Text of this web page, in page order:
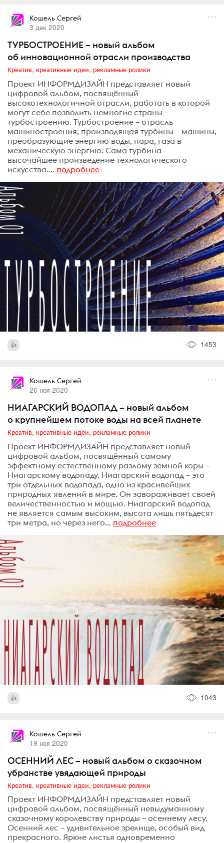
Кошель Сергей
3 дек 2020
ТУРБОСТРОЕНИЕ – новый альбом
об инновационной отрасли производства
Креатив, креативные идеи, рекламные ролики
Проект ИНФОРМДИЗАЙН представляет новый
цифровой альбом, посвящённый
высокотехнологичной отрасли, работать в которой
могут себе позволить немногие страны –
турбостроению. Турбостроение – отрасль
машиностроения, производящая турбины – машины,
преобразующие энергию воды, пара, газа в
механическую энергию. Сама турбина –
высочайшее произведение технологического
искусства.... подробнее
1453
Кошель Сергей
26 ноя 2020
НИАГАРСКИЙ ВОДОПАД – новый альбом
о крупнейшем потоке воды на всей планете
Креатив, креативные идеи, рекламные ролики
Проект ИНФОРМДИЗАЙН представляет новый
цифровой альбом, посвящённый самому
эффектному естественному разлому земной коры –
Ниагарскому водопаду. Ниагарский водопад – это
три отдельных водопада, одно из красивейших
природных явлений в мире. Он завораживает своей
величественностью и мощью. Ниагарский водопад
не является самым высоким, высота лишь пятьдесят
три метра, но через него... подробнее
1043
Кошель Сергей
19 ноя 2020
ОСЕННИЙ ЛЕС – новый альбом о сказочном
убранстве увядающей природы
Креатив, креативные идеи, рекламные ролики
Проект ИНФОРМДИЗАЙН представляет новый
цифровой альбом, посвящённый невыдуманному
сказочному королевству природы – осеннему лесу.
Осенний лес – удивительное зрелище, особый вид
прекрасного. Яркие листья одновременно